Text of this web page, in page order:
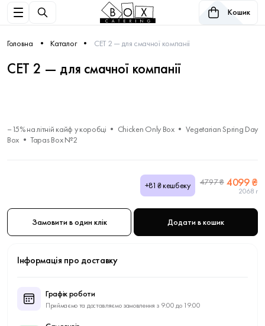
Кошик
Головна Каталог СЕТ 2 — для смачної компанії
СЕТ 2 — для смачної компанії
–15% на літній кайф у коробці • Chicken Only Box • Vegetarian Spring Day
Box • Tapas Box №2
+81₴ кешбеку 4797 ₴ 4099 ₴
2068 г
Замовити в один клік Додати в кошик
Інформація про доставку
Графік роботи
Приймаємо та доставляємо замовлення з 9:00 до 19:00